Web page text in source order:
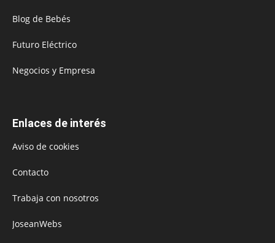
Blog de Bebés
Futuro Eléctrico
Negocios y Empresa
Enlaces de interés
Aviso de cookies
Contacto
Trabaja con nosotros
JoseanWebs